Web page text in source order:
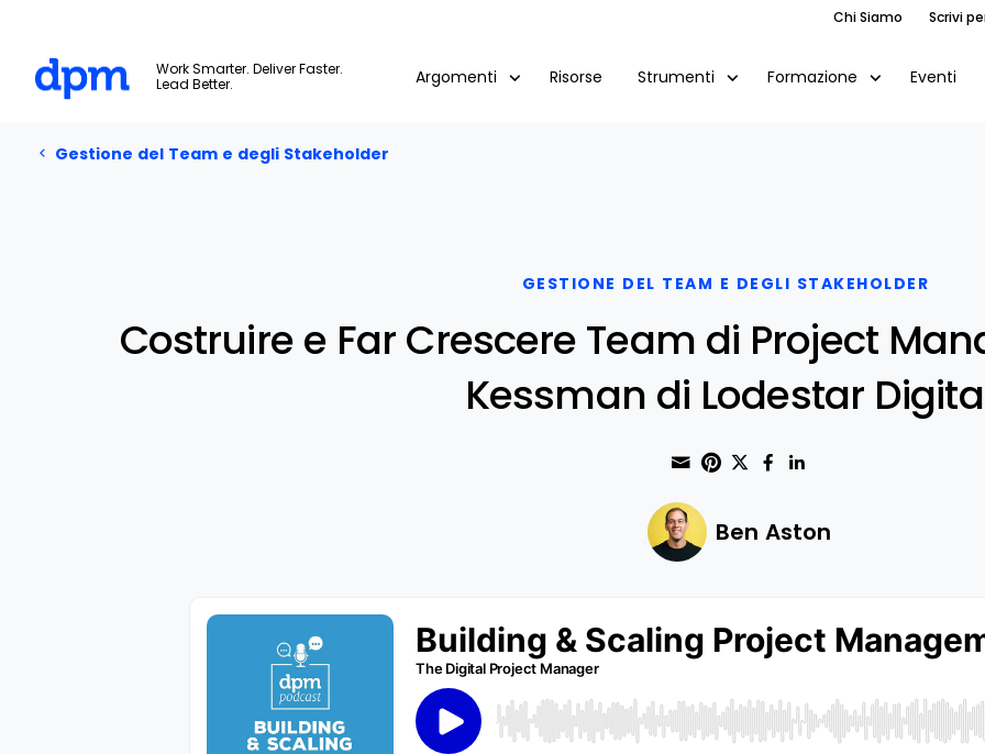
Chi Siamo Scrivi
Work Smarter. Deliver Faster.
Lead Better.
Argomenti Risorse Strumenti Formazione Eventi
Gestione del Team e degli Stakeholder
Gestione del Team e degli Stakeholder
GESTIONE DEL TEAM E DEGLI STAKEHOLDER
Costruire e Far Crescere Team di Project
Kessman di Lodestar
Share through Email
Print this page
Share on Pinterest
Share on Twitter
Share on Facebook
Ben Aston